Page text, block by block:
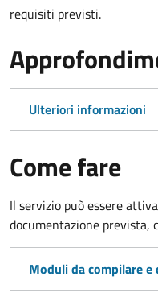
requisiti previsti.
Ulteriori informazioni
Come fare
Il servizio può essere
documentazione prevista,
Moduli da compilare